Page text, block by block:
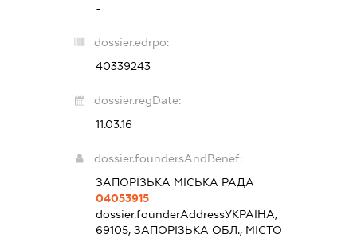
-
dossier.edrpo:
40339243
dossier.regDate:
11.03.16
dossier.foundersAndBenef:
ЗАПОРІЗЬКА МІСЬКА РАДА
04053915
dossier.founderAddressУКРАЇНА,
69105, ЗАПОРІЗЬКА ОБЛ., МІСТО